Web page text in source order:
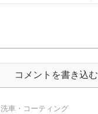
コメントを書き込む
洗車・コーティング